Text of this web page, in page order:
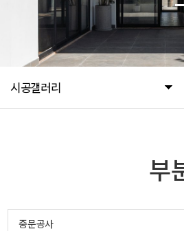
시공갤러리
부
중문공사